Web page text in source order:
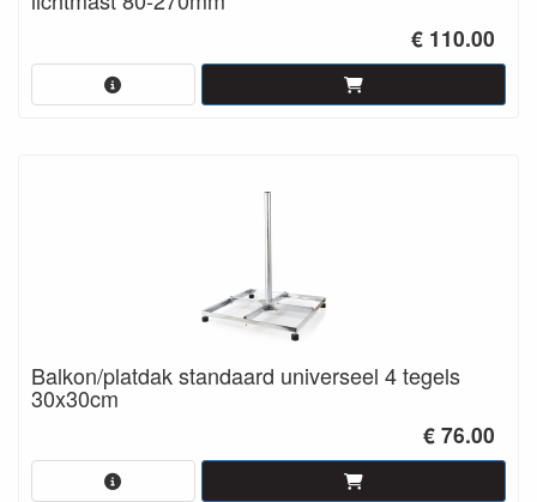
€ 110.00
Balkon/platdak standaard universeel 4 tegels
30x30cm
€ 76.00